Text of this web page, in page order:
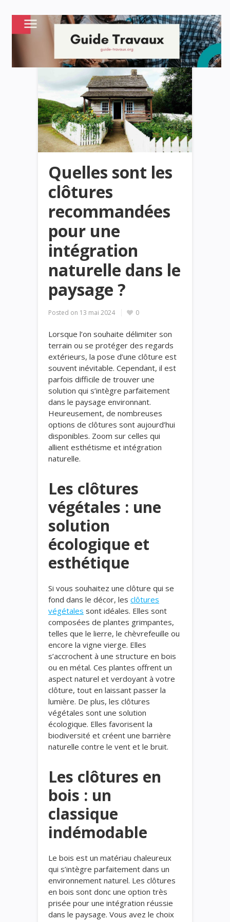
Quelles sont les
clôtures
recommandées
pour une
intégration
naturelle dans le
paysage ?
Posted on 13 mai 2024 0
Lorsque l’on souhaite délimiter son
terrain ou se protéger des regards
extérieurs, la pose d’une clôture est
souvent inévitable. Cependant, il est
parfois difficile de trouver une
solution qui s’intègre parfaitement
dans le paysage environnant.
Heureusement, de nombreuses
options de clôtures sont aujourd’hui
disponibles. Zoom sur celles qui
allient esthétisme et intégration
naturelle.
Les clôtures
végétales : une
solution
écologique et
esthétique
Si vous souhaitez une clôture qui se
fond dans le décor, les clôtures
végétales sont idéales. Elles sont
composées de plantes grimpantes,
telles que le lierre, le chèvrefeuille ou
encore la vigne vierge. Elles
s’accrochent à une structure en bois
ou en métal. Ces plantes offrent un
aspect naturel et verdoyant à votre
clôture, tout en laissant passer la
lumière. De plus, les clôtures
végétales sont une solution
écologique. Elles favorisent la
biodiversité et créent une barrière
naturelle contre le vent et le bruit.
Les clôtures en
bois : un
classique
indémodable
Le bois est un matériau chaleureux
qui s’intègre parfaitement dans un
environnement naturel. Les clôtures
en bois sont donc une option très
prisée pour une intégration réussie
dans le paysage. Vous avez le choix